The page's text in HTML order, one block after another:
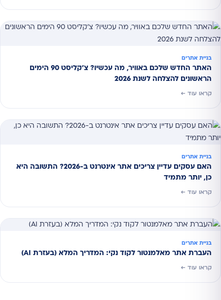
בניית אתרים
האתר החדש שלכם באוויר, מה עכשיו? צ'קליסט 90 הימים
הראשונים להצלחה לשנת 2026
קראו עוד ←
בניית אתרים
האם עסקים עדיין צריכים אתר אינטרנט ב-2026? התשובה היא
כן, יותר מתמיד
קראו עוד ←
בניית אתרים
העברת אתר מאלמנטור לקוד נקי: המדריך המלא (בעזרת AI)
קראו עוד ←